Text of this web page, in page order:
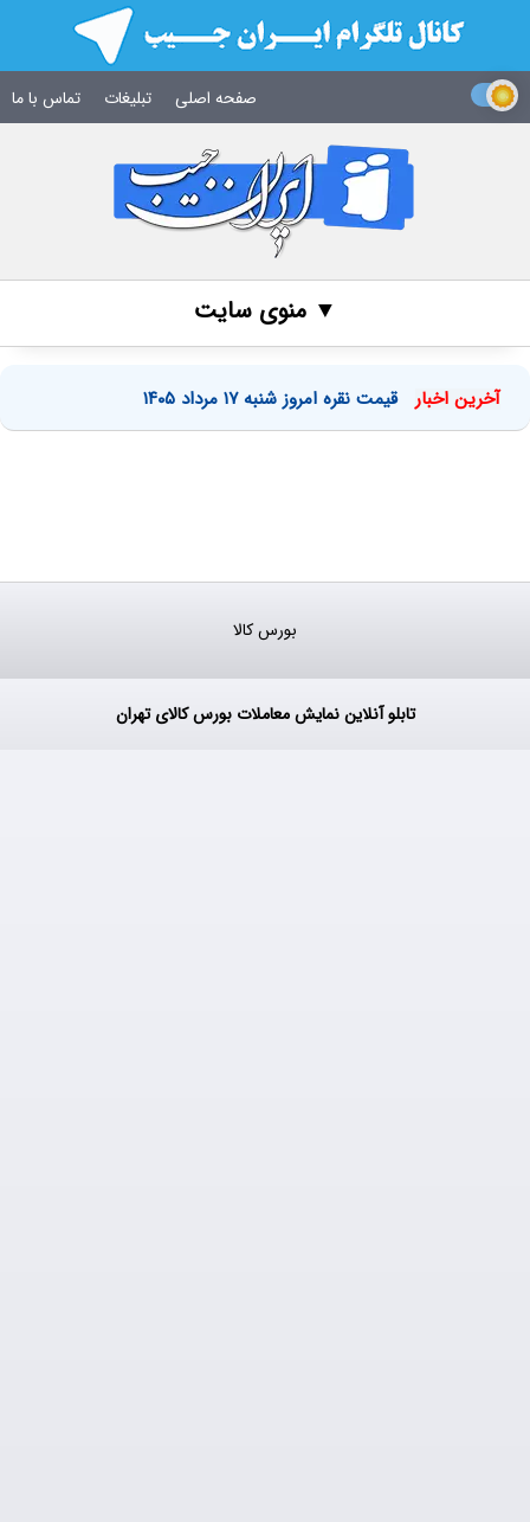
صفحه اصلی تبلیغات تماس با ما
▼ منوی سایت
آخرین اخبار قیمت نقره امروز شنبه ۱۷ مرداد ۱۴۰۵
بورس کالا
تابلو آنلاین نمایش معاملات بورس کالای تهران